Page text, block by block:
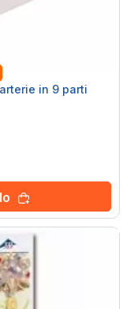
in 9 parti